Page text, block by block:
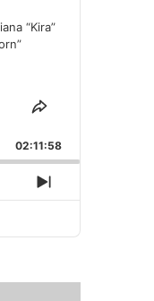
“Kira”
Share
Episode
02:11:58
Next
Episode